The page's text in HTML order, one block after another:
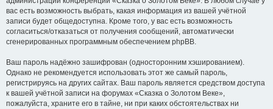
вас есть возможность выбрать, какая информация из вашей учётной
записи будет общедоступна. Кроме того, у вас есть возможность
согласиться/отказаться от получения сообщений, автоматически
сгенерированных программным обеспечением phpBB.
Ваш пароль надёжно зашифрован (односторонним хэшированием).
Однако не рекомендуется использовать этот же самый пароль,
регистрируясь на других сайтах. Ваш пароль является средством доступа
к вашей учётной записи на форумах «Сказка о Золотом Веке»,
пожалуйста, храните его в тайне, ни при каких обстоятельствах ни